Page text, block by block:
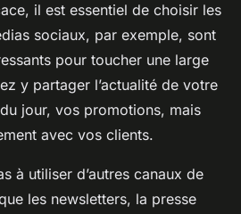
il est essentiel de choisir les
sociaux, par exemple, sont
pour toucher une large
y partager l’actualité de votre
jour, vos promotions, mais
avec vos clients.
à utiliser d’autres canaux de
les newsletters, la presse